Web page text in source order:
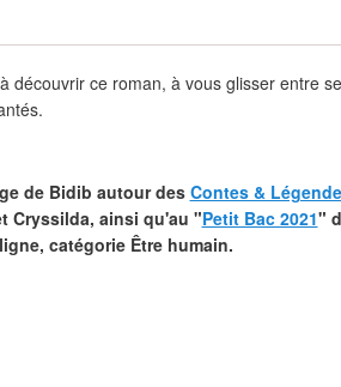
découvrir ce roman, à vous glisser entre
de Bidib autour des Contes &
Cryssilda, ainsi qu'au "Petit Bac 2021"
catégorie Être humain.